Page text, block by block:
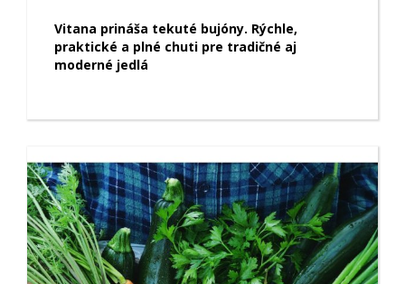
Vitana prináša tekuté bujóny. Rýchle,
praktické a plné chuti pre tradičné aj
moderné jedlá